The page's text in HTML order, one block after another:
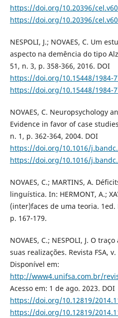
https://doi.org/10.20396/
https://doi.org/10.20396/
NESPOLI, J.; NOVAES, C. Um
aspecto na demência do tipo
51, n. 3, p. 358-366, 2016. DOI
https://doi.org/10.15448/1984-
https://doi.org/10.15448/1984-
NOVAES, C. Neuropsychology
Evidence in favor of case
n. 1, p. 362-364, 2004. DOI
https://doi.org/10.1016/
https://doi.org/10.1016/
NOVAES, C.; MARTINS, A.
linguística. In: HERMONT, A.;
(inter)faces de uma teoria. 1ed.
p. 167-179.
NOVAES, C.; NESPOLI, J. O
suas realizações. Revista FSA,
Disponível em:
http://www4.unifsa.com.br/
Acesso em: 1 de ago. 2023. DOI
https://doi.org/10.12819/
https://doi.org/10.12819/